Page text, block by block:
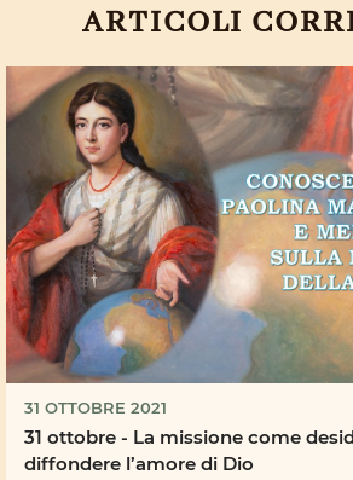
ARTICOLI
31 OTTOBRE 2021
31 ottobre - La missione come
diffondere l’amore di Dio